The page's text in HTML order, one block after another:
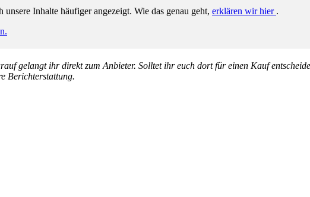
Inhalte häufiger angezeigt. Wie das genau geht, erklären wir hier .
gelangt ihr direkt zum Anbieter. Solltet ihr euch dort für einen Kauf
Berichterstattung.